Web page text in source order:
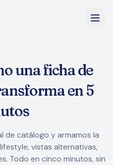
gratis
una ficha de
en 5
de catálogo y armamos la
vistas alternativas,
Todo en cinco minutos, sin